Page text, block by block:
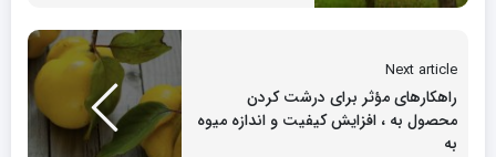
Next article
راهکارهای مؤثر برای درشت کردن
محصول به ، افزایش کیفیت و اندازه میوه
به